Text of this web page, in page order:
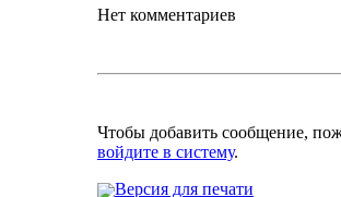
Нет комментариев
Чтобы добавить сообщение,
войдите в систему.
Версия для печати